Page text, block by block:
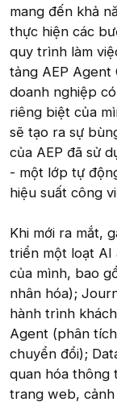
mang đến khả
thực hiện các
quy trình làm
tảng AEP Agent
doanh nghiệp
riêng biệt của
sẽ tạo ra sự
của AEP đã sử
- một lớp tự
hiệu suất công
Khi mới ra mắt,
triển một loạt AI
của mình, bao
nhân hóa);
hành trình
Agent (phân
chuyển đổi);
quan hóa thông
trang web, cảnh